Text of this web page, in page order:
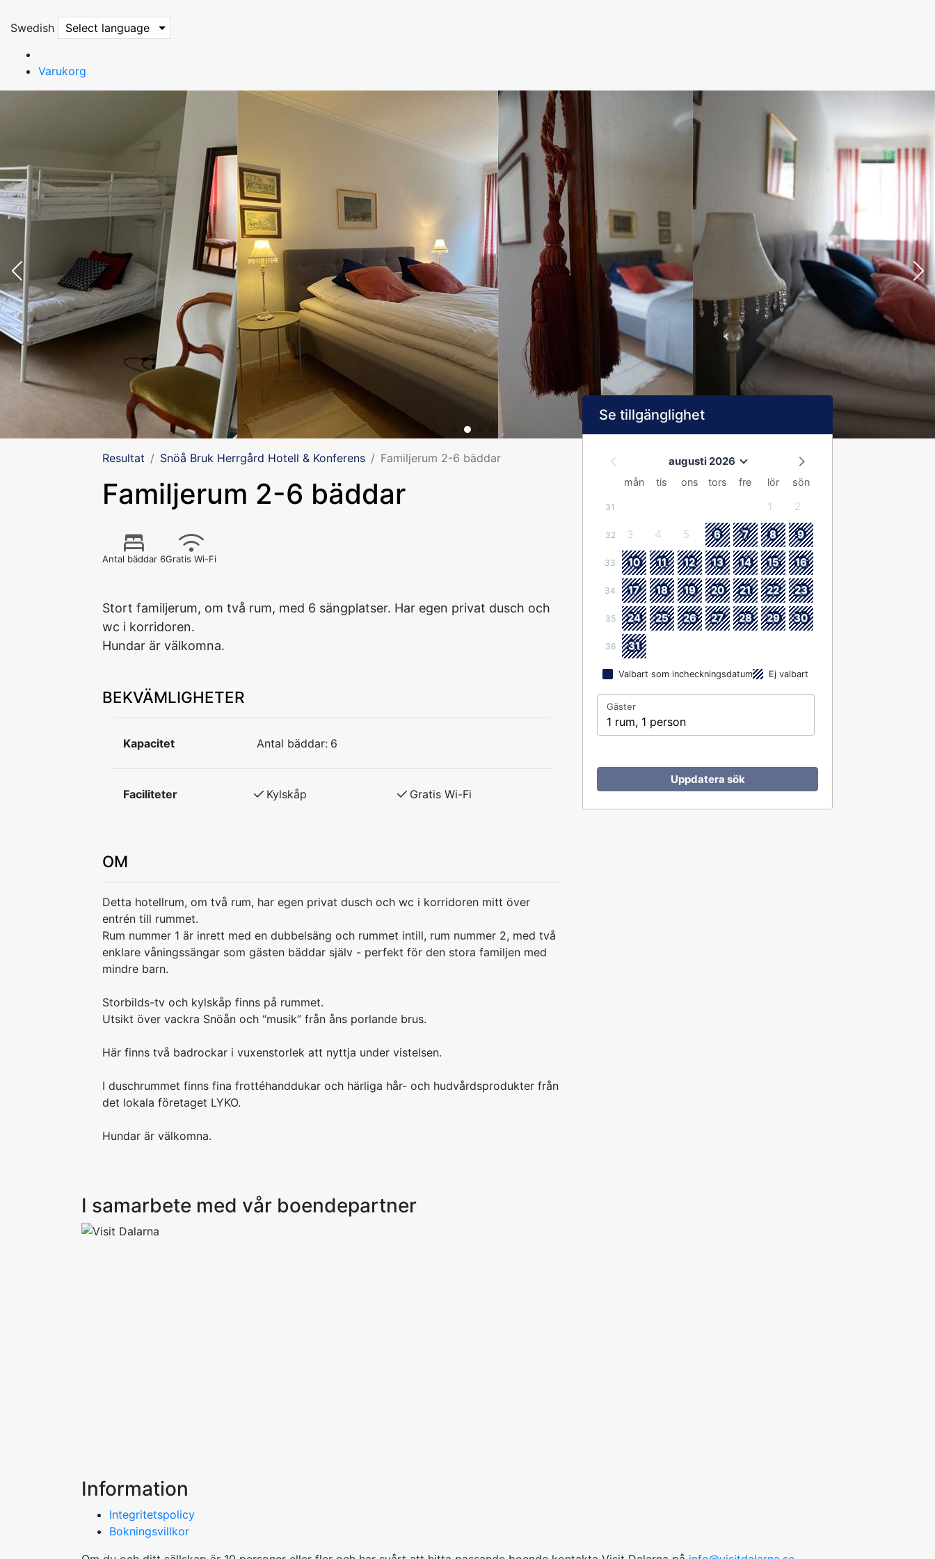
Swedish Select language
Varukorg
Resultat Snöå Bruk Herrgård Hotell & Konferens Familjerum 2-6 bäddar
Familjerum 2-6 bäddar
Antal bäddar 6Gratis Wi-Fi
Stort familjerum, om två rum, med 6 sängplatser. Har egen privat dusch och
wc i korridoren.
Hundar är välkomna.
BEKVÄMLIGHETER
Kapacitet Antal bäddar: 6
Faciliteter Kylskåp Gratis Wi-Fi
OM
Detta hotellrum, om två rum, har egen privat dusch och wc i korridoren mitt över
entrén till rummet.
Rum nummer 1 är inrett med en dubbelsäng och rummet intill, rum nummer 2, med två
enklare våningssängar som gästen bäddar själv - perfekt för den stora familjen med
mindre barn.
Storbilds-tv och kylskåp finns på rummet.
Utsikt över vackra Snöån och “musik” från åns porlande brus.
Här finns två badrockar i vuxenstorlek att nyttja under vistelsen.
I duschrummet finns fina frottéhanddukar och härliga hår- och hudvårdsprodukter från
det lokala företaget LYKO.
Hundar är välkomna.
Se tillgänglighet
augusti 2026
mån tis ons tors fre lör sön
31 1 2
32 3 4 5 6 7 8 9
33 10 11 12 13 14 15 16
34 17 18 19 20 21 22 23
35 24 25 26 27 28 29 30
36 31
Valbart som incheckningsdatum Ej valbart
Gäster
1 rum, 1 person
Uppdatera sök
I samarbete med vår boendepartner
Information
Integritetspolicy
Bokningsvillkor